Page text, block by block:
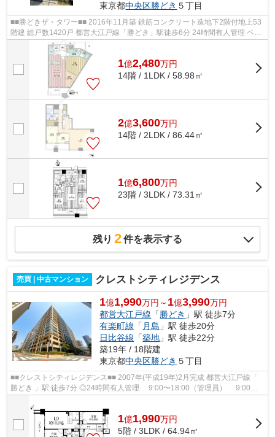
東京都中央区勝どき ５丁目
■■勝どきザ・タワー■■ 2016年11月築 鉄筋コンクリート造地下2階付地上53
階建 総戸数1420戸 都営大江戸線「勝どき」駅徒歩6分 24時間有人管理 ペッ
ト飼育可 ◆◆充実の共有施設（一...
1億2,480万円
14階 / 1LDK / 58.98㎡
2億3,600万円
14階 / 2LDK / 86.44㎡
1億6,800万円
23階 / 3LDK / 73.31㎡
残り 2件を表示する
売買 | 中古マンション クレストシティレジデンス
1億1,990万円～ 1億3,990万円
都営大江戸線 「 勝どき 」駅 徒歩7分
有楽町線 「 月島 」駅 徒歩20分
日比谷線 「築地 」駅 徒歩22分
築19年 / 18階建
東京都中央区勝どき ５丁目
■■クレストシティレジデンス■■ 2007年(平成19年)2⽉完成 都営⼤江⼾線「
勝どき 」駅 徒歩7分 ◎24時間有⼈管理 9:00〜18:00（管理員） 9:00〜
1億1,990万円
5階 / 3LDK / 64.94㎡